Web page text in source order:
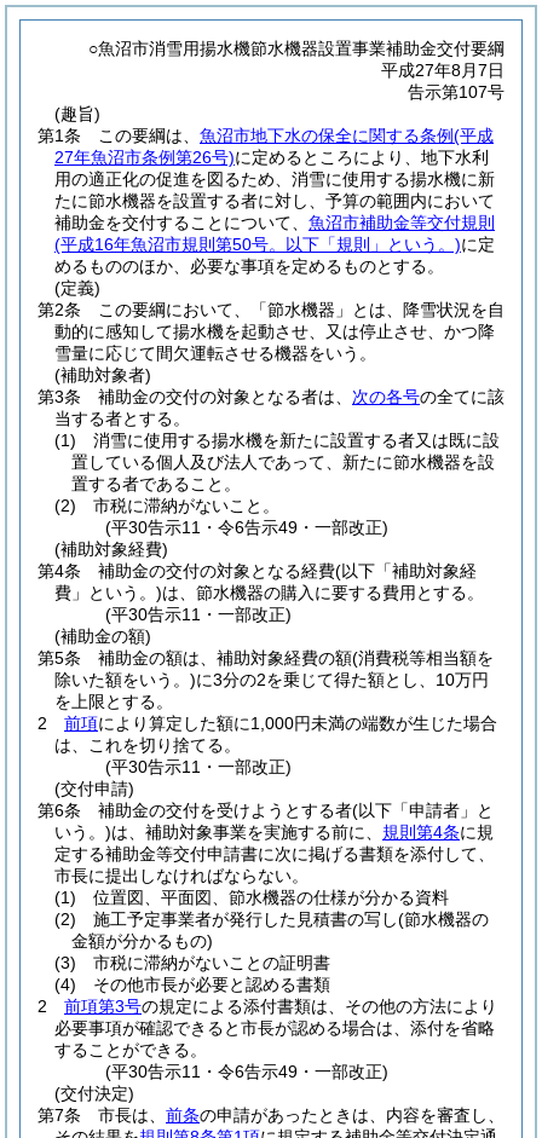
○魚沼市消雪用揚水機節水機器設置事業補助金交付要綱
平成27年8月7日
告示第107号
(趣旨)
第1条
この要綱は、 魚沼市地下水の保全に関する条例(平成
27年魚沼市条例第26号)に定めるところにより、地下水利
用の適正化の促進を図るため、消雪に使用する揚水機に新
たに節水機器を設置する者に対し、予算の範囲内において
補助金を交付することについて、 魚沼市補助金等交付規則
(平成16年魚沼市規則第50号。以下「規則」という。)に定
めるもののほか、必要な事項を定めるものとする。
(定義)
第2条
この要綱において、「節水機器」とは、降雪状況を自
動的に感知して揚水機を起動させ、又は停止させ、かつ降
雪量に応じて間欠運転させる機器をいう。
(補助対象者)
第3条
補助金の交付の対象となる者は、 次の各号の全てに該
当する者とする。
(1)
消雪に使用する揚水機を新たに設置する者又は既に設
置している個人及び法人であって、新たに節水機器を設
置する者であること。
(2)
市税に滞納がないこと。
(平30告示11・令6告示49・一部改正)
(補助対象経費)
第4条
補助金の交付の対象となる経費(以下「補助対象経
費」という。)は、節水機器の購入に要する費用とする。
(平30告示11・一部改正)
(補助金の額)
第5条
補助金の額は、補助対象経費の額(消費税等相当額を
除いた額をいう。)に3分の2を乗じて得た額とし、10万円
を上限とする。
2
前項により算定した額に1,000円未満の端数が生じた場合
は、これを切り捨てる。
(平30告示11・一部改正)
(交付申請)
第6条
補助金の交付を受けようとする者(以下「申請者」と
いう。)は、補助対象事業を実施する前に、 規則第4条に規
定する補助金等交付申請書に次に掲げる書類を添付して、
市長に提出しなければならない。
(1)
位置図、平面図、節水機器の仕様が分かる資料
(2)
施工予定事業者が発行した見積書の写し(節水機器の
金額が分かるもの)
(3)
市税に滞納がないことの証明書
(4)
その他市長が必要と認める書類
2
前項第3号の規定による添付書類は、その他の方法により
必要事項が確認できると市長が認める場合は、添付を省略
することができる。
(平30告示11・令6告示49・一部改正)
(交付決定)
第7条
市長は、 前条の申請があったときは、内容を審査し、